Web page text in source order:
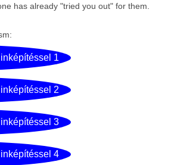
has already "tried you out" for them.
1
2
3
4